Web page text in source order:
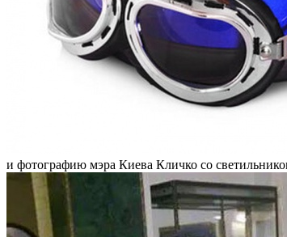
и фотографию мэра Киева Кличко со